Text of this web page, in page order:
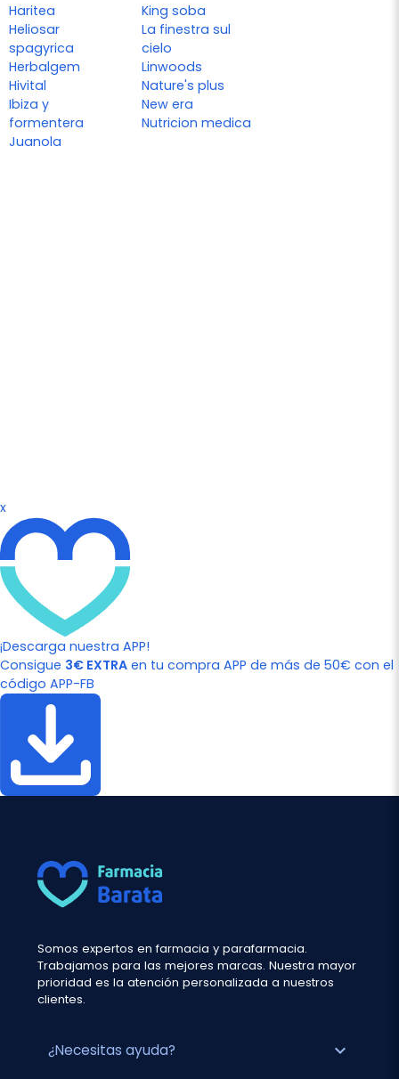
Haritea
Heliosar
spagyrica
Herbalgem
Hivital
Ibiza y
formentera
Juanola
King soba
La finestra sul
cielo
Linwoods
Nature's plus
New era
Nutricion medica
x
¡Descarga nuestra APP!
Consigue 3€ EXTRA en tu compra APP de más de 50€ con el
código APP-FB
Somos expertos en farmacia y parafarmacia.
Trabajamos para las mejores marcas. Nuestra mayor
prioridad es la atención personalizada a nuestros
clientes.
¿Necesitas ayuda? expand_more